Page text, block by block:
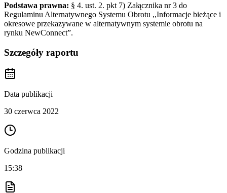
Podstawa prawna: § 4. ust. 2. pkt 7) Załącznika nr 3 do
Regulaminu Alternatywnego Systemu Obrotu ,,Informacje bieżące i
okresowe przekazywane w alternatywnym systemie obrotu na
rynku NewConnect”.
Szczegóły raportu
Data publikacji
30 czerwca 2022
Godzina publikacji
15:38